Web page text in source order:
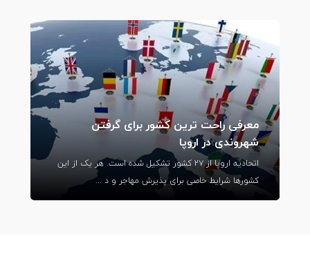
معرفی راحت ترین کشور برای گرفتن
شهروندی در اروپا
اتحادیه اروپا از ۲۷ کشور تشکیل شده است. هر یک از این
کشورها شرایط خاصی برای پذیرش مهاجر و د ...